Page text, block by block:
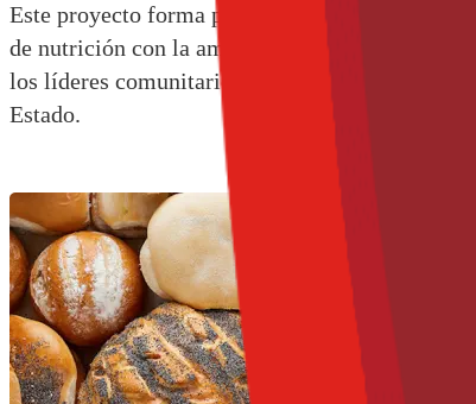
Este proyecto forma parte de los esfuerzos
de nutrición con la amplia experiencia en la
los líderes comunitarios y familias para que los
Estado.